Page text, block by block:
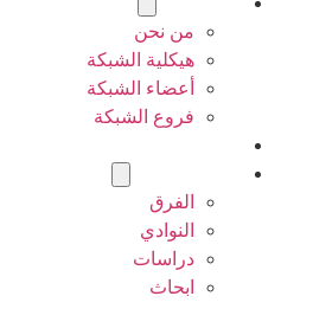
من نحن
هيكلية الشبكة
أعضاء الشبكة
فروع الشبكة
الفرق
النوادي
دراسات
ابحاث